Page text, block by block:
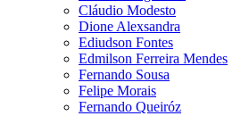
Cláudio Modesto
Dione Alexsandra
Ediudson Fontes
Edmilson Ferreira Mendes
Fernando Sousa
Felipe Morais
Fernando Queiróz